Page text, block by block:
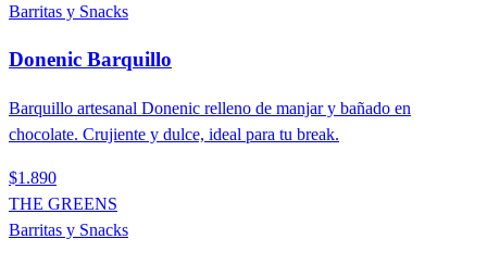
Barritas y Snacks
Donenic Barquillo
Barquillo artesanal Donenic relleno de manjar y bañado en
chocolate. Crujiente y dulce, ideal para tu break.
$1.890
THE GREENS
Barritas y Snacks